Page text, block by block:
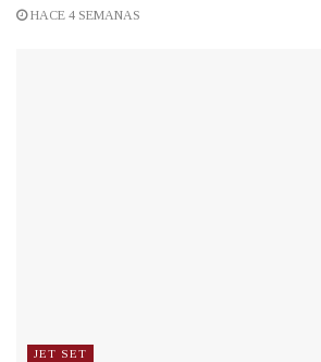
HACE 4 SEMANAS
JET SET